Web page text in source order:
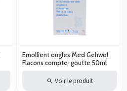
Emollient ongles Med Gehwol
Flacons compte-goutte 50ml
Voir le produit